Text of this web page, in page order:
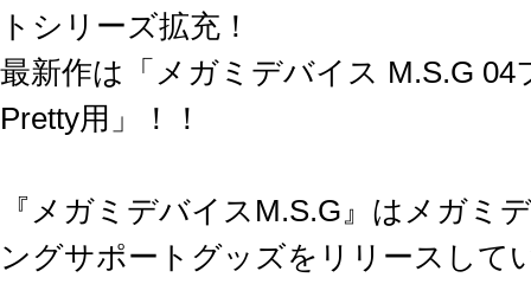
トシリーズ拡充！
最新作は「メガミデバイス M.S.G
Pretty用」！！
『メガミデバイスM.S.G』はメガミ
ングサポートグッズをリリースして